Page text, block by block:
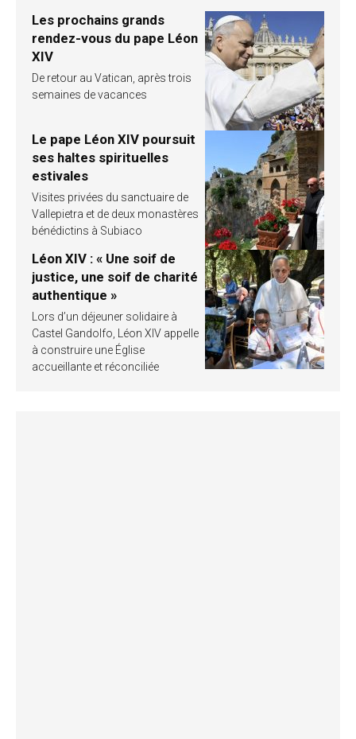
Les prochains grands
rendez-vous du pape Léon
XIV
De retour au Vatican, après trois
semaines de vacances
Le pape Léon XIV poursuit
ses haltes spirituelles
estivales
Visites privées du sanctuaire de
Vallepietra et de deux monastères
bénédictins à Subiaco
Léon XIV : « Une soif de
justice, une soif de charité
authentique »
Lors d’un déjeuner solidaire à
Castel Gandolfo, Léon XIV appelle
à construire une Église
accueillante et réconciliée